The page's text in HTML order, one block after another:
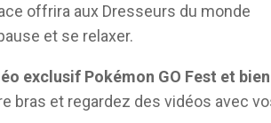
offrira aux Dresseurs du monde
et se relaxer.
exclusif Pokémon GO Fest et bien
bras et regardez des vidéos avec